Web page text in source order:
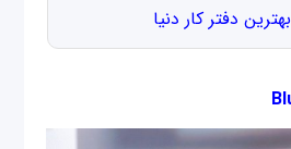
بهترین دفتر کار دنیا